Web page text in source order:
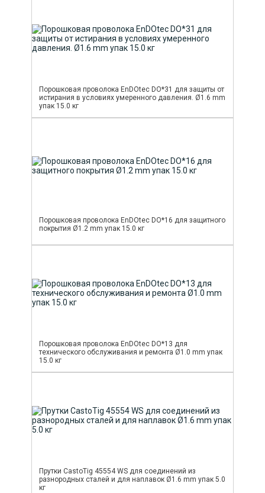
Порошковая проволока EnDOtec DO*31 для защиты от
истирания в условиях умеренного давления. Ø1.6 mm
упак 15.0 кг
Порошковая проволока EnDOtec DO*16 для защитного
покрытия Ø1.2 mm упак 15.0 кг
Порошковая проволока EnDOtec DO*13 для
технического обслуживания и ремонта Ø1.0 mm упак
15.0 кг
Прутки CastoTig 45554 WS для соединений из
разнородных сталей и для наплавок Ø1.6 mm упак 5.0
кг